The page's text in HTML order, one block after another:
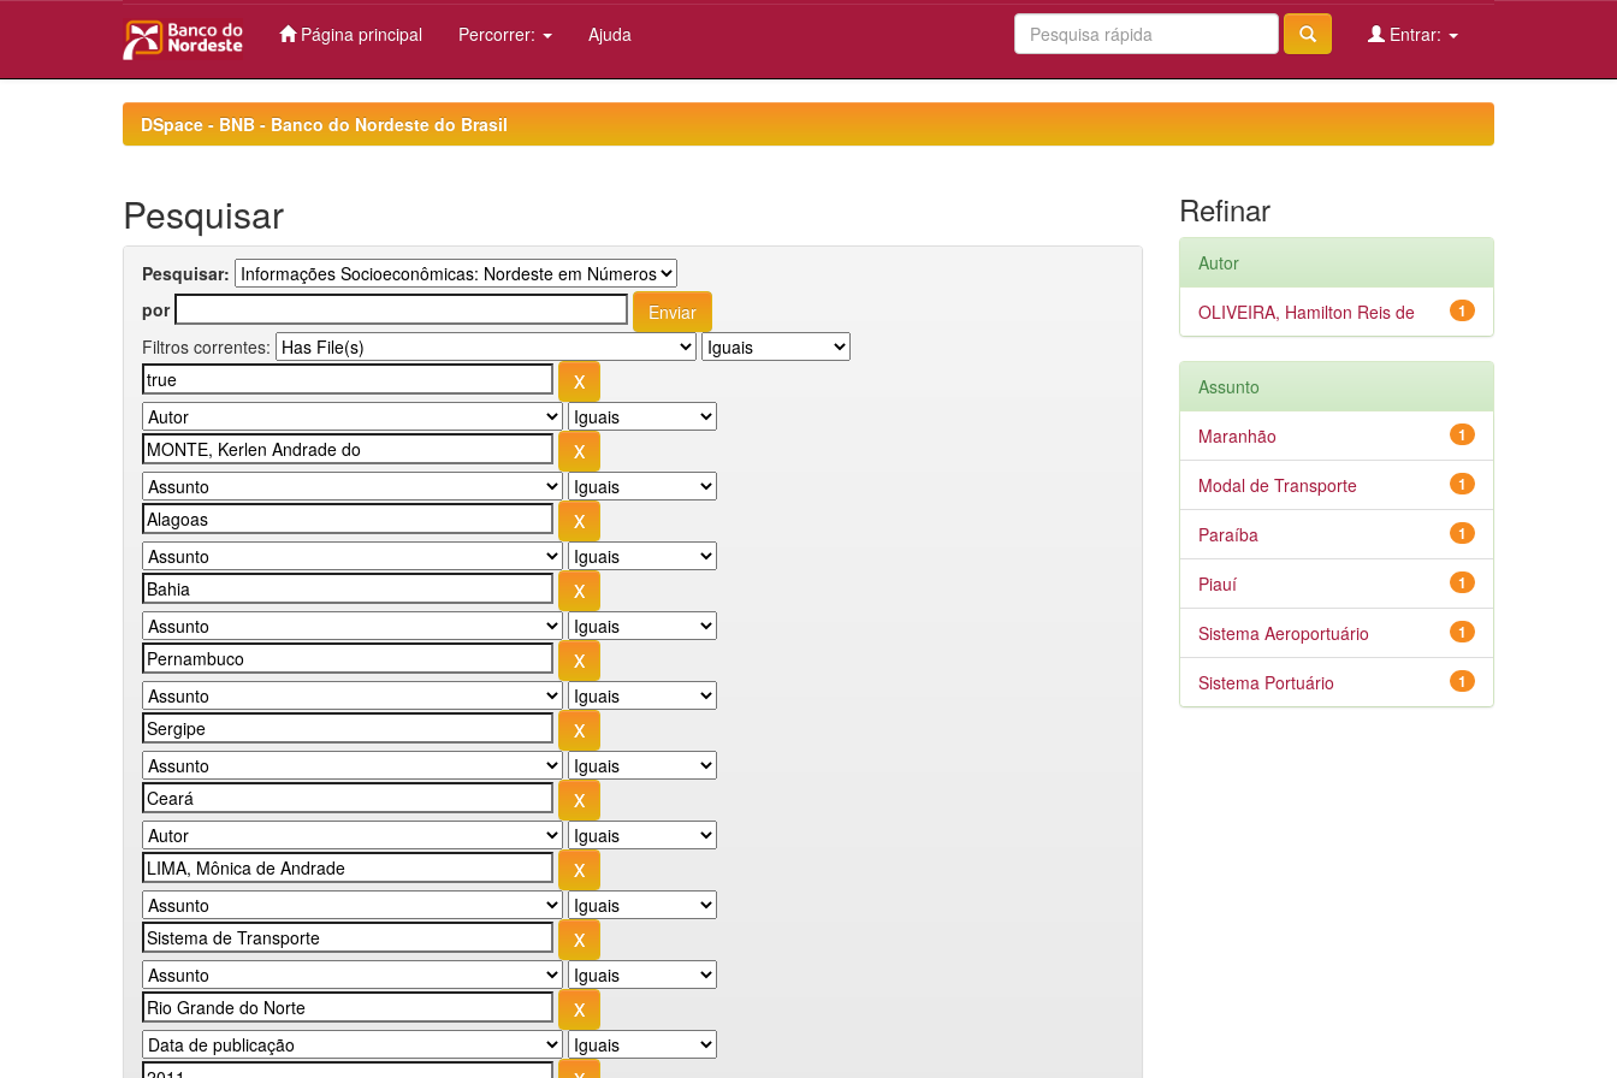
Página principal Percorrer: Ajuda Entrar:
DSpace - BNB - Banco do Nordeste do Brasil
Pesquisar
Pesquisar:
por
Filtros correntes:
Refinar
Autor
1
OLIVEIRA, Hamilton Reis de
Assunto
1
Maranhão
1
Modal de Transporte
1
Paraíba
1
Piauí
1
Sistema Aeroportuário
1
Sistema Portuário